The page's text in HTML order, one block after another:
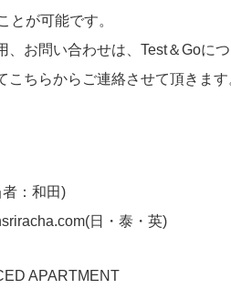
とが可能です。
、お問い合わせは、Test＆Goに
ちらからご連絡させて頂きます
：和田)
日・泰・英)
APARTMENT